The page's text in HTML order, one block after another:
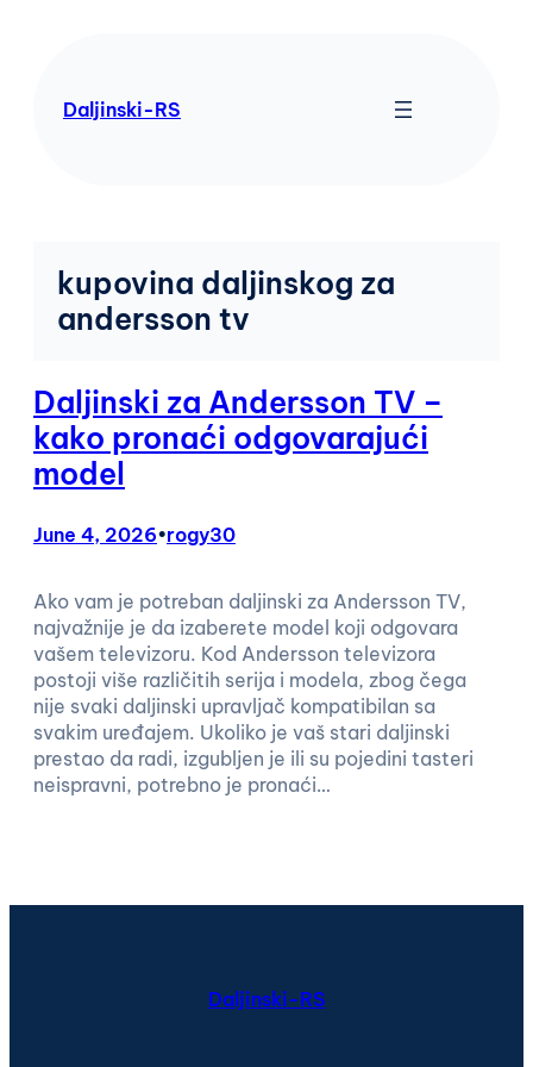
Daljinski-RS
kupovina daljinskog za
andersson tv
Daljinski za Andersson TV –
kako pronaći odgovarajući
model
June 4, 2026•rogy30
Ako vam je potreban daljinski za Andersson TV,
najvažnije je da izaberete model koji odgovara
vašem televizoru. Kod Andersson televizora
postoji više različitih serija i modela, zbog čega
nije svaki daljinski upravljač kompatibilan sa
svakim uređajem. Ukoliko je vaš stari daljinski
prestao da radi, izgubljen je ili su pojedini tasteri
neispravni, potrebno je pronaći…
Daljinski-RS